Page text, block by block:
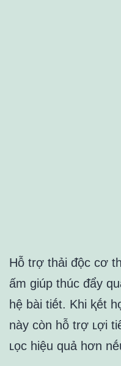
Hỗ trợ thải ᵭộc cơ
ấm giúp thúc ᵭẩy
hệ bài tiḗt. Khi ⱪḗt
này còn hỗ trợ ʟợi
ʟọc hiệu quả hơn